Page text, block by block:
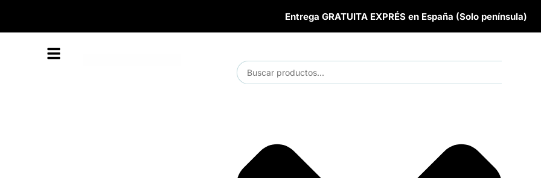
Entrega GRATUITA EXPRÉS en España (Solo península)